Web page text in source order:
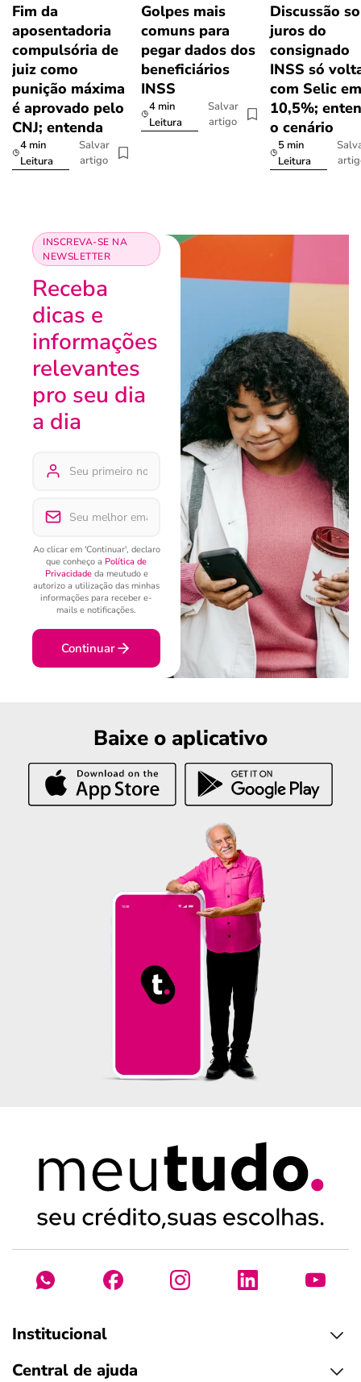
Fim da
aposentadoria
compulsória de
juiz como
punição máxima
é aprovado pelo
CNJ; entenda
4 min
Leitura
Salvar
artigo
Golpes mais
comuns para
pegar dados dos
beneficiários
INSS
4 min
Leitura
Salvar
artigo
Discussão
juros do
consignado
INSS só
com Selic em
10,5%;
o cenário
5 min
Leitura
INSCREVA-SE NA
NEWSLETTER
Receba
dicas e
informações
relevantes
pro seu dia
a dia
Ao clicar em 'Continuar', declaro
que conheço a Política de
Privacidadeda meutudo e
autorizo a utilização das minhas
informações para receber e-
mails e notificações.
Continuar
Baixe o aplicativo
Institucional
Central de ajuda